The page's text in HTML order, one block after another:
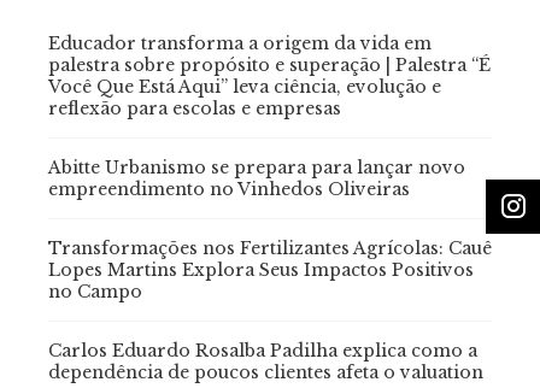
Educador transforma a origem da vida em
palestra sobre propósito e superação | Palestra “É
Você Que Está Aqui” leva ciência, evolução e
reflexão para escolas e empresas
Abitte Urbanismo se prepara para lançar novo
empreendimento no Vinhedos Oliveiras
Transformações nos Fertilizantes Agrícolas: Cauê
Lopes Martins Explora Seus Impactos Positivos
no Campo
Carlos Eduardo Rosalba Padilha explica como a
dependência de poucos clientes afeta o valuation